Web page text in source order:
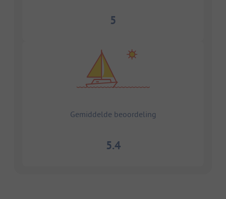
5
Gemiddelde beoordeling
5.4